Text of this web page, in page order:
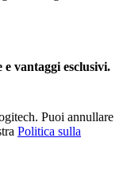
vantaggi esclusivi.
Puoi annullare
Politica sulla